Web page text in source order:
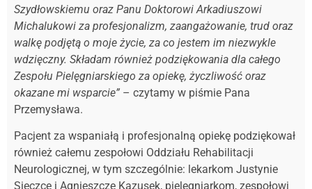
Szydłowskiemu oraz Panu Doktorowi Arkadiuszowi
Michalukowi za profesjonalizm, zaangażowanie, trud oraz
walkę podjętą o moje życie, za co jestem im niezwykle
wdzięczny. Składam również podziękowania dla całego
Zespołu Pielęgniarskiego za opiekę, życzliwość oraz
okazane mi wsparcie” – czytamy w piśmie Pana
Przemysława.
Pacjent za wspaniałą i profesjonalną opiekę podziękował
również całemu zespołowi Oddziału Rehabilitacji
Neurologicznej, w tym szczególnie: lekarkom Justynie
Sieczce i Agnieszcze Kazusek, pielęgniarkom, zespołowi